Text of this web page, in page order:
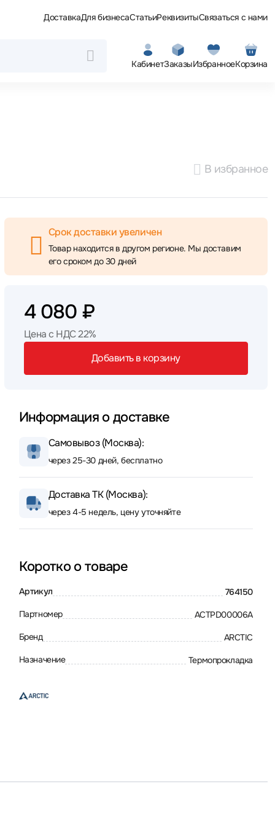
ДоставкаДля бизнесаСтатьиРеквизитыСвязаться с нами
КабинетЗаказыИзбранноеКорзина
В избранное
Срок доставки увеличен
Товар находится в другом регионе. Мы доставим
его сроком до 30 дней
4 080 ₽
Цена с НДС 22%
Добавить в корзину
Информация о доставке
Самовывоз (Москва):
через 25-30 дней, бесплатно
Доставка ТК (Москва):
через 4-5 недель, цену уточняйте
Коротко о товаре
Артикул 764150
Партномер ACTPD00006A
Бренд ARCTIC
Назначение Термопрокладка